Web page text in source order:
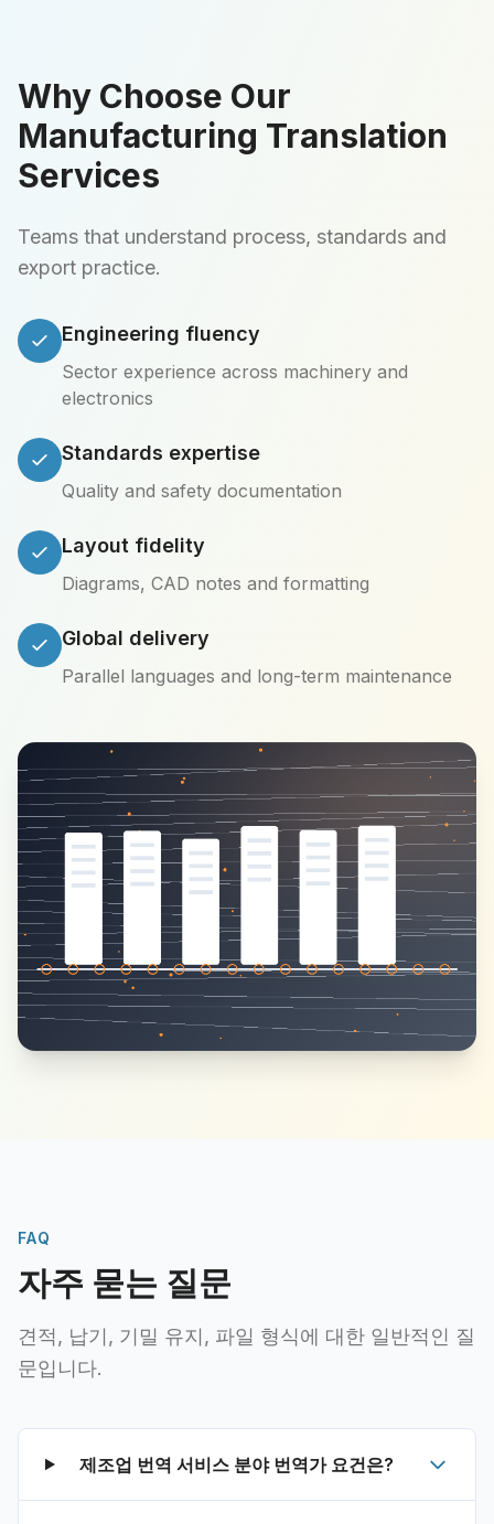
Why Choose Our
Manufacturing Translation
Services
Teams that understand process, standards and
export practice.
Engineering fluency
Sector experience across machinery and
electronics
Standards expertise
Quality and safety documentation
Layout fidelity
Diagrams, CAD notes and formatting
Global delivery
Parallel languages and long-term maintenance
FAQ
자주 묻는 질문
견적, 납기, 기밀 유지, 파일 형식에 대한 일반적인 질
문입니다.
제조업 번역 서비스 분야 번역가 요건은?